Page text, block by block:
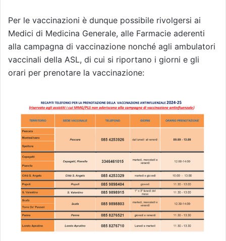
Per le vaccinazioni è dunque possibile rivolgersi ai
Medici di Medicina Generale, alle Farmacie aderenti
alla campagna di vaccinazione nonché agli ambulatori
vaccinali della ASL, di cui si riportano i giorni e gli
orari per prenotare la vaccinazione: